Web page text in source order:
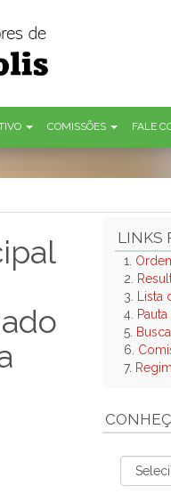
COMISSÕES FALE
LINKS
1.
2.
3.
4.
5.
6.
7.